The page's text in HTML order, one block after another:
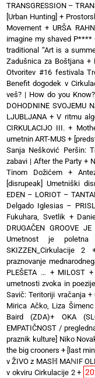
TRANSGRESSION –
[Urban Hunting] +
Movement +URŠA
imagine my shaved P****
traditional “Art is a
Zadušnica za Boštjana+
Otvoritev #16 festivala
Benefit dogodek v
veš? | How do you
DOHODNINE SVOJEMU
LJUBLJANA +V ritmu
CIRKULACIJO III. +
umetnin ART-MUS +
Sanja Nešković Peršin:
zabavi | After the Party +
Tinom Dožićem +
[disrupeak] Umetniški
EDEN – LORIOT –
Delgado Iglesias –
Fukuhara, Svetlik +
DRUGAČEN GROOVE
Umetnost je poletna
SKIZZEN_Cirkulacije 2
praznovanje
PLEŠETA … + MILOST +
umetnosti zvoka in
Savič: Teritoriji vračanja+
Mirica Ačko, Liza
Baird (ZDA)+ OKA
EMPATIČNOST /
praznik kulture] Niko
the big crooners + [last
v ŽIVO z MASℍ MAℕIF
v okviru Cirkulacije 2+